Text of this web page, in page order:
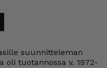
suunnitteleman
oli tuotannossa v. 1972-